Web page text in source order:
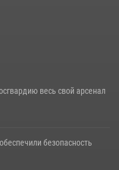
весь свой арсенал
безопасность